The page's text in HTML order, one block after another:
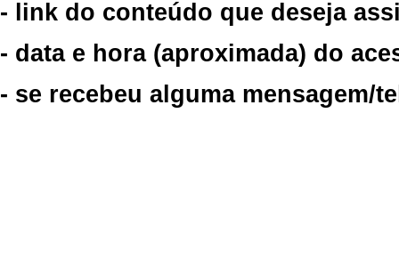
- link do conteúdo que deseja
- data e hora (aproximada) do
- se recebeu alguma mensagem/